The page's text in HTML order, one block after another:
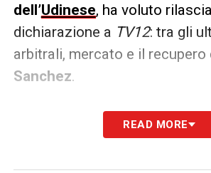
dell’Udinese, ha voluto
dichiarazione a TV12: tra gli
arbitrali, mercato e il
Sanchez.
–«Mercato?
proprio di no, la famiglia Pozzo
READ MORE